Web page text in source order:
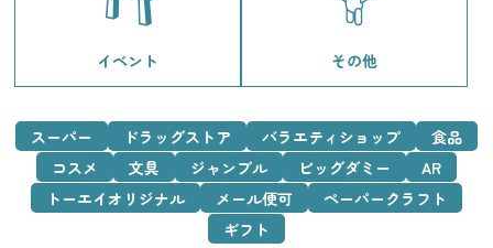
イベント その他
スーパー ドラッグストア バラエティショップ
食品
コスメ
文具 ジャンブル ビッグダミー
AR
トーエイオリジナル
メール便可
ペーパークラフト
ギフト